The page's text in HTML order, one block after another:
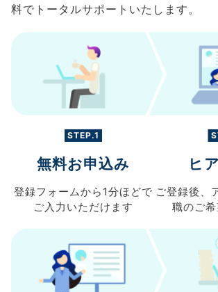
料でトータルサポートいたします。
STEP.1
無料お申込み
登録フォームから 1分ほどで
ご入力 いただけます
ヒ
ご登録後、
職のご